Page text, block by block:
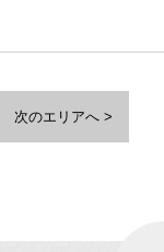
次のエリアへ >